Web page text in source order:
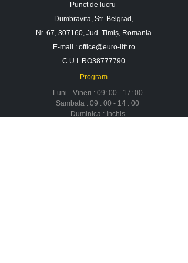
Punct de lucru
Dumbravita, Str. Belgrad,
Nr. 67, 307160, Jud. Timiș, Romania
E-mail : office@euro-lift.ro
C.U.I. RO38777790
Program
Luni - Vineri : 09: 00 - 17: 00
Sambata : 09 : 00 - 14 : 00
Duminica : Inchis